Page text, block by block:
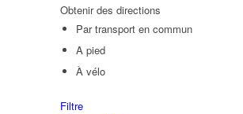
Obtenir des directions
Par transport en commun
A pied
À vélo
Filtre